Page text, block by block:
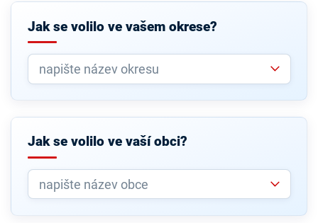
Jak se volilo ve vašem okrese?
Jak se volilo ve vaší obci?